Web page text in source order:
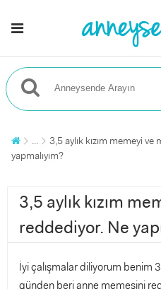
...
3,5 aylık kızım memeyi
yapmalıyım?
3,5 aylık kızım
reddediyor. Ne
İyi çalışmalar diliyorum benim
günden beri anne memesini